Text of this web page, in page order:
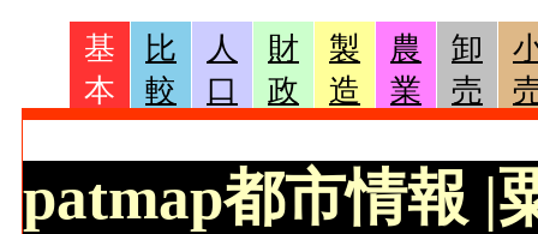
基
本
比
較
人
口
財
政
製
造
農
業
卸
売
patmap都市情報 |